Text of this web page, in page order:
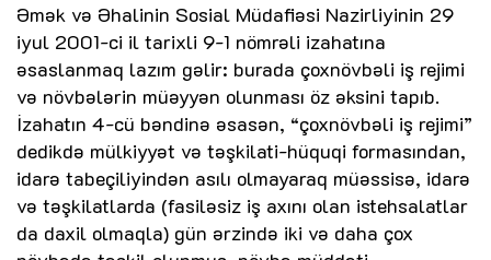
Əmək və Əhalinin Sosial Müdafiəsi Nazirliyinin 29
iyul 2001-ci il tarixli 9-1 nömrəli izahatına
əsaslanmaq lazım gəlir: burada çoxnövbəli iş rejimi
və növbələrin müəyyən olunması öz əksini tapıb.
İzahatın 4-cü bəndinə əsasən, “çoxnövbəli iş rejimi”
dedikdə mülkiyyət və təşkilati-hüquqi formasından,
idarə tabeçiliyindən asılı olmayaraq müəssisə, idarə
və təşkilatlarda (fasiləsiz iş axını olan istehsalatlar
da daxil olmaqla) gün ərzində iki və daha çox